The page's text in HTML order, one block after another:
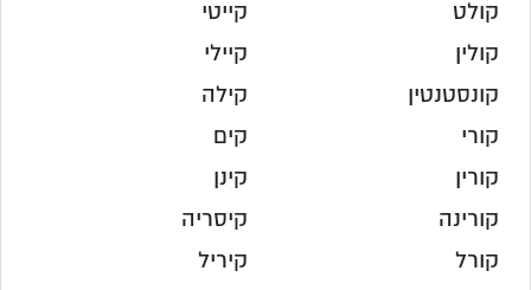
קולט
קולין
קונסטנטין
קורי
קורין
קורינה
קורל
קייטי
קיילי
קילה
קים
קינן
קיסריה
קיריל